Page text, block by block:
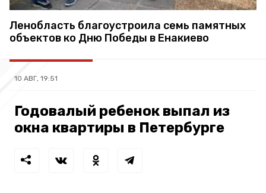
Ленобласть благоустроила семь памятных
объектов ко Дню Победы в Енакиево
10 АВГ, 19:51
Годовалый ребенок выпал из
окна квартиры в Петербурге